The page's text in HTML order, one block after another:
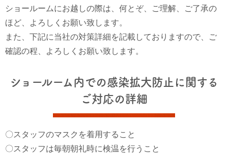
ショールームにお越しの際は、何とぞ、ご理解、ご了承の
ほど、よろしくお願い致します。
また、下記に当社の対策詳細を記載しておりますので、ご
確認の程、よろしくお願い致します。
ショールーム内での感染拡大防止に関する
ご対応の詳細
〇スタッフのマスクを着用すること
〇スタッフは毎朝朝礼時に検温を行うこと